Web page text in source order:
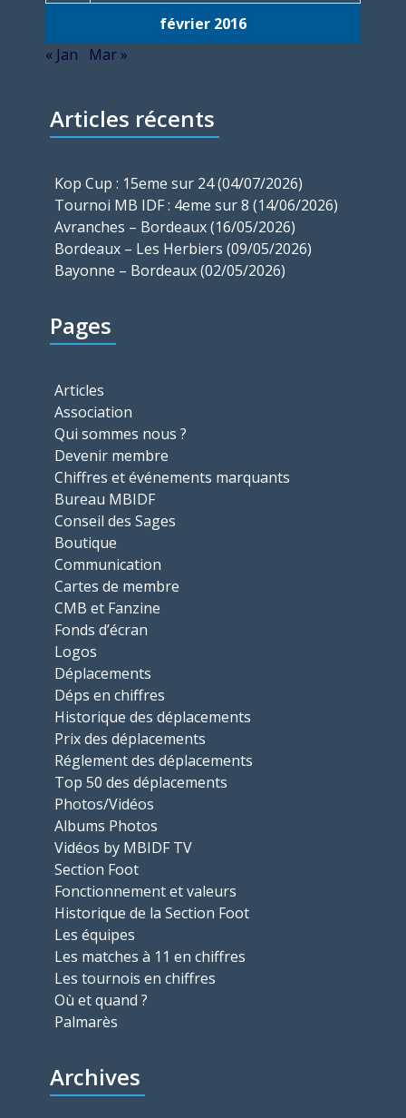
février 2016
« Jan Mar »
Articles récents
Kop Cup : 15eme sur 24 (04/07/2026)
Tournoi MB IDF : 4eme sur 8 (14/06/2026)
Avranches – Bordeaux (16/05/2026)
Bordeaux – Les Herbiers (09/05/2026)
Bayonne – Bordeaux (02/05/2026)
Pages
Articles
Association
Qui sommes nous ?
Devenir membre
Chiffres et événements marquants
Bureau MBIDF
Conseil des Sages
Boutique
Communication
Cartes de membre
CMB et Fanzine
Fonds d’écran
Logos
Déplacements
Déps en chiffres
Historique des déplacements
Prix des déplacements
Réglement des déplacements
Top 50 des déplacements
Photos/Vidéos
Albums Photos
Vidéos by MBIDF TV
Section Foot
Fonctionnement et valeurs
Historique de la Section Foot
Les équipes
Les matches à 11 en chiffres
Les tournois en chiffres
Où et quand ?
Palmarès
Archives